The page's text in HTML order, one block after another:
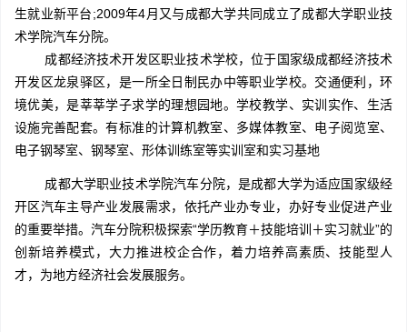
生就业新平台;2009年4月又与成都大学共同成立了成都大学职业技
术学院汽车分院。
成都经济技术开发区职业技术学校，位于国家级成都经济技术
开发区龙泉驿区，是一所全日制民办中等职业学校。交通便利，环
境优美，是莘莘学子求学的理想园地。学校教学、实训实作、生活
设施完善配套。有标准的计算机教室、多媒体教室、电子阅览室、
电子钢琴室、钢琴室、形体训练室等实训室和实习基地
成都大学职业技术学院汽车分院，是成都大学为适应国家级经
开区汽车主导产业发展需求，依托产业办专业，办好专业促进产业
的重要举措。汽车分院积极探索“学历教育＋技能培训＋实习就业”的
创新培养模式，大力推进校企合作，着力培养高素质、技能型人
才，为地方经济社会发展服务。